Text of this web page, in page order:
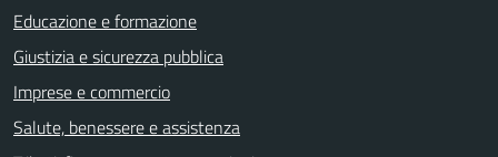
Educazione e formazione
Giustizia e sicurezza pubblica
Imprese e commercio
Salute, benessere e assistenza